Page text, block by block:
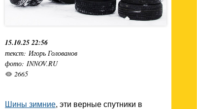
15.10.25 22:56
текст: Игорь Голованов
фото: INNOV.RU
2665
Шины зимние, эти верные спутники в